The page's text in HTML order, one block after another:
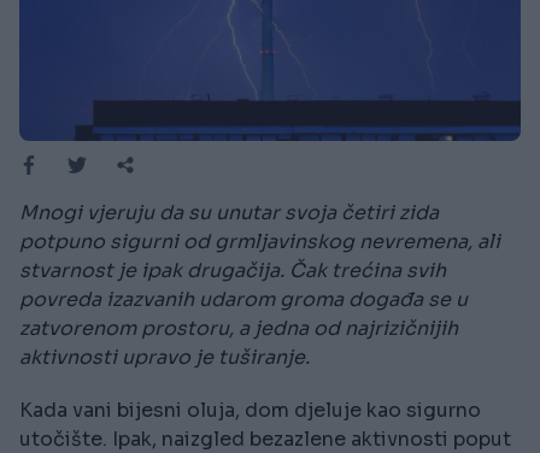
Mnogi vjeruju da su unutar svoja četiri zida
potpuno sigurni od grmljavinskog nevremena, ali
stvarnost je ipak drugačija. Čak trećina svih
povreda izazvanih udarom groma događa se u
zatvorenom prostoru, a jedna od najrizičnijih
aktivnosti upravo je tuširanje.
Kada vani bijesni oluja, dom djeluje kao sigurno
utočište. Ipak, naizgled bezazlene aktivnosti poput